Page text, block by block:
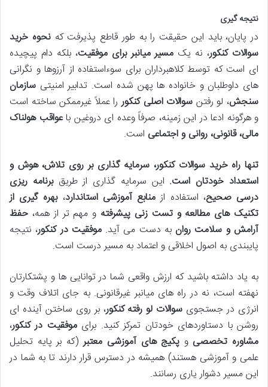
نتیجه گیری
در پایان، باید این حقیقت را به طور قاطع پذیرفت کهنحوه خرید
سوالات کنکور، نه یک مسیر میانبر برای موفقیت، بلکه دام پیچیده
ای است که توسط کلاهبرداران برای سوءاستفاده از آرزوها و نگرانی
های داوطلبان و خانواده ها پهن شده است. تدابیر امنیتی سازمان
سنجش، لو رفتن سوالات اصلی کنکوررا عملاً غیرممکن ساخته است
و هرگونه ادعا در این زمینه، صرفاً وعده ای دروغین باعواقب هولناک
مالی، قانونی، روانی و اجتماعی است.
تنها راه خرید سوالات کنکور، سرمایه گذاری بر روی تلاش، هوش و
استعداد خودتان است. این سرمایه گذاری از طریقبرنامه ریزی
درسی صحیح، استفاده از منابع آموزشی استاندارد،بهره گیری از
تکنیک های مطالعه و تست زنی پیشرفته و مهم تر از همه، حفظ
آرامش و سلامت روان به دست می آید.موفقیت در کنکور، نتیجه
پایبندی به اصول اخلاقی و اعتماد به مسیر درست است.
به یاد داشته باشید که ارزش واقعی شما در توانایی ها و پشتکارتان
نهفته است، نه در راه های میانبر غیرقانونی. به جای اتلاف وقت و
انرژی در جستجوی سوالات لو رفته کنکور، بر روی ساختن آینده ای
روشن با دستاوردهای خودتان تمرکز کنید. برایموفقیت در کنکور،
مشاوره تخصصیو پکیج های آموزشی معتبر(که بر پایه تحلیل
علمی و آموزشی هستند) همیشه در دسترس قرار دارند تا به شما در
این مسیر دشوار یاری رسانند.